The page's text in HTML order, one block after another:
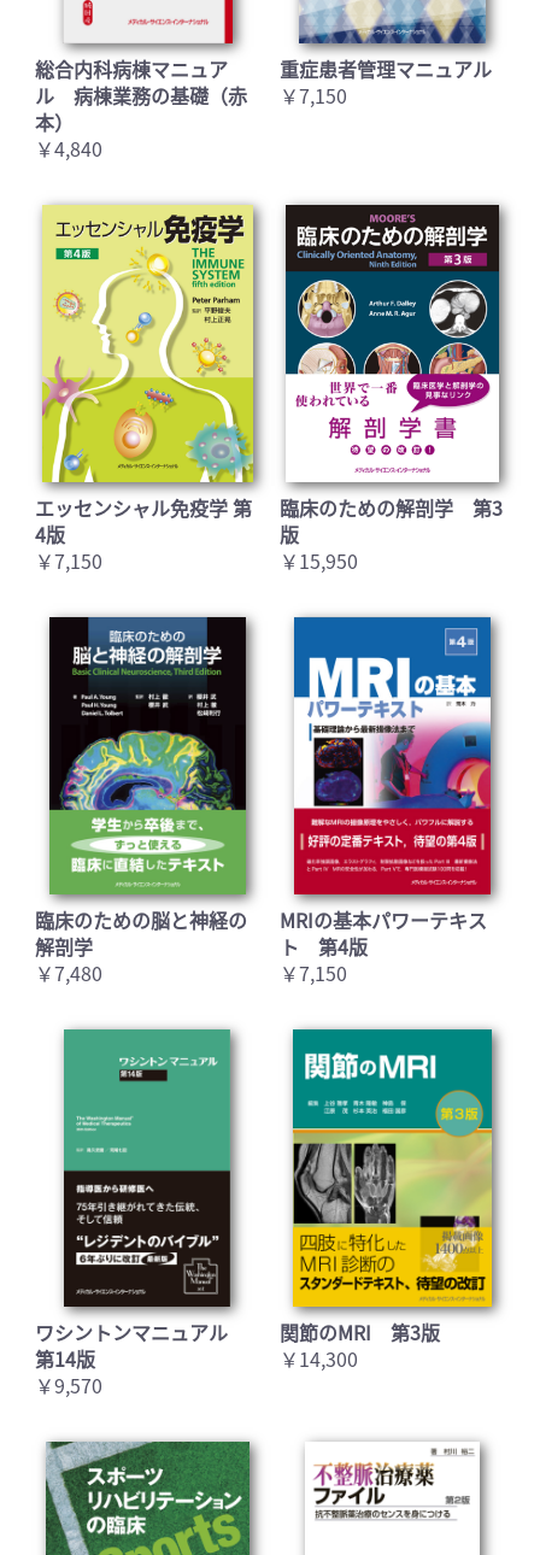
総合内科病棟マニュア
ル 病棟業務の基礎（赤
本）
￥4,840
重症患者管理マニュアル
￥7,150
エッセンシャル免疫学 第
4版
￥7,150
臨床のための解剖学 第3
版
￥15,950
臨床のための脳と神経の
解剖学
￥7,480
MRIの基本パワーテキス
ト 第4版
￥7,150
ワシントンマニュアル
第14版
￥9,570
関節のMRI 第3版
￥14,300